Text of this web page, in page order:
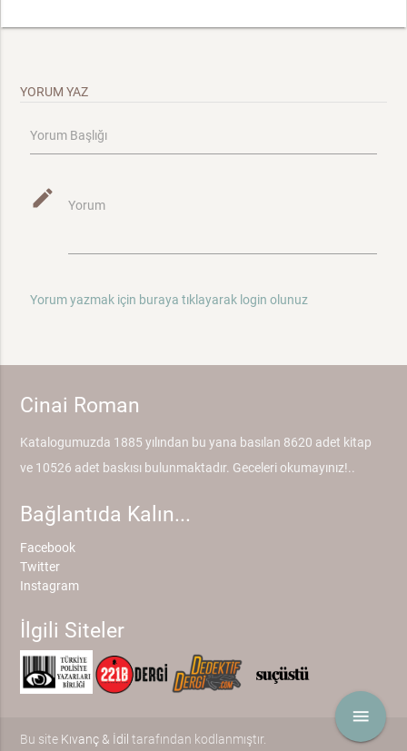
menu
YORUM YAZ
Yorum Başlığı
mode_edit Yorum
Yorum yazmak için buraya tıklayarak login olunuz
Cinai Roman
Katalogumuzda 1885 yılından bu yana basılan 8620 adet kitap
ve 10526 adet baskısı bulunmaktadır. Geceleri okumayınız!..
Bağlantıda Kalın...
Facebook
Twitter
Instagram
İlgili Siteler
Bu site Kıvanç & İdil tarafından kodlanmıştır.